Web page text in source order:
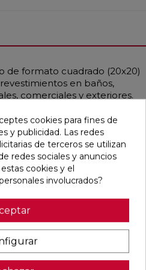
de formato cuadrado (20x20)
en baños,
comerciales y exteriores.
contemporáneos, rústicos
en color marrón y
a la helada y a las manchas,
duradera y versátil para
puede interesar
favorite favorite
cookies para fines de
y publicidad. Las redes
de terceros se utilizan
redes sociales y anuncios
cookies y el
involucrados?